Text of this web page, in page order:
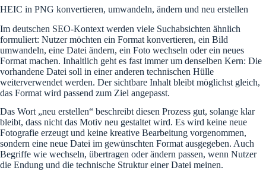
HEIC in PNG konvertieren, umwandeln, ändern und neu erstellen
Im deutschen SEO-Kontext werden viele Suchabsichten ähnlich
formuliert: Nutzer möchten ein Format konvertieren, ein Bild
umwandeln, eine Datei ändern, ein Foto wechseln oder ein neues
Format machen. Inhaltlich geht es fast immer um denselben Kern: Die
vorhandene Datei soll in einer anderen technischen Hülle
weiterverwendet werden. Der sichtbare Inhalt bleibt möglichst gleich,
das Format wird passend zum Ziel angepasst.
Das Wort „neu erstellen“ beschreibt diesen Prozess gut, solange klar
bleibt, dass nicht das Motiv neu gestaltet wird. Es wird keine neue
Fotografie erzeugt und keine kreative Bearbeitung vorgenommen,
sondern eine neue Datei im gewünschten Format ausgegeben. Auch
Begriffe wie wechseln, übertragen oder ändern passen, wenn Nutzer
die Endung und die technische Struktur einer Datei meinen.